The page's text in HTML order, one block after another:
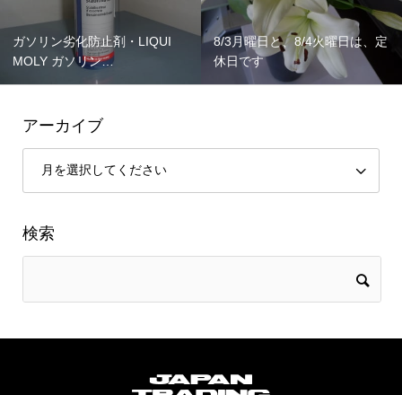
ガソリン劣化防止剤・LIQUI
MOLY ガソリン…
8/3月曜日と、8/4火曜日は、定
休日です
アーカイブ
検索